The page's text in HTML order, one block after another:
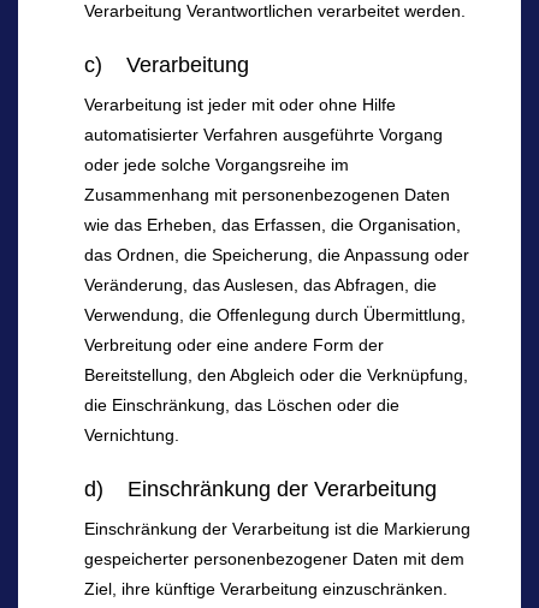
Verarbeitung Verantwortlichen verarbeitet werden.
c) Verarbeitung
Verarbeitung ist jeder mit oder ohne Hilfe
automatisierter Verfahren ausgeführte Vorgang
oder jede solche Vorgangsreihe im
Zusammenhang mit personenbezogenen Daten
wie das Erheben, das Erfassen, die Organisation,
das Ordnen, die Speicherung, die Anpassung oder
Veränderung, das Auslesen, das Abfragen, die
Verwendung, die Offenlegung durch Übermittlung,
Verbreitung oder eine andere Form der
Bereitstellung, den Abgleich oder die Verknüpfung,
die Einschränkung, das Löschen oder die
Vernichtung.
d) Einschränkung der Verarbeitung
Einschränkung der Verarbeitung ist die Markierung
gespeicherter personenbezogener Daten mit dem
Ziel, ihre künftige Verarbeitung einzuschränken.